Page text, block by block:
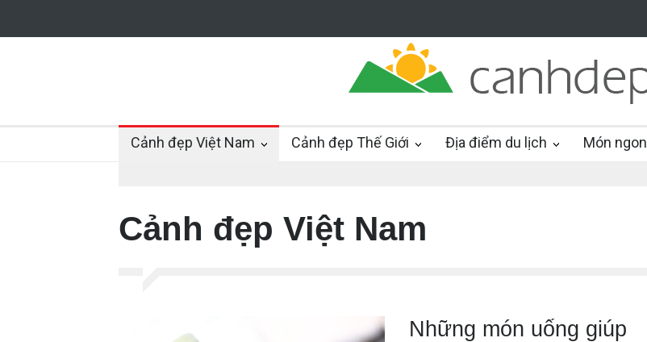
Cảnh đẹp Việt Nam Cảnh đẹp Thế Giới Địa điểm du lịch Món ngon
Cảnh đẹp Việt Nam
Những món uống giúp